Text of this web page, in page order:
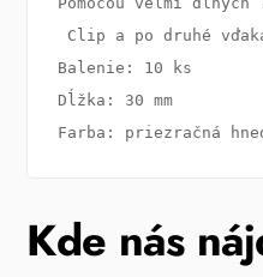
Clip a po druhé
Balenie: 10 ks
Dĺžka: 30 mm
Farba: priezračná
Kde nás